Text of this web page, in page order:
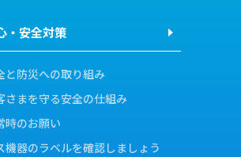
・安全対策
と防災への取り組み
さまを守る安全の仕組み
時のお願い
機器のラベルを確認しましょう